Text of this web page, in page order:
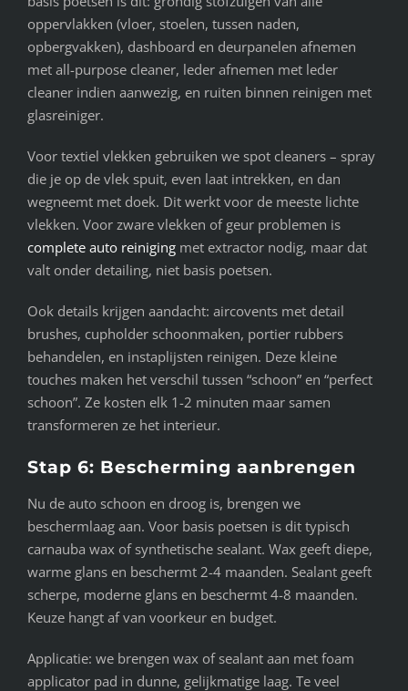
oppervlakken (vloer, stoelen, tussen naden,
opbergvakken), dashboard en deurpanelen afnemen
met all-purpose cleaner, leder afnemen met leder
cleaner indien aanwezig, en ruiten binnen reinigen met
glasreiniger.
Voor textiel vlekken gebruiken we spot cleaners – spray
die je op de vlek spuit, even laat intrekken, en dan
wegneemt met doek. Dit werkt voor de meeste lichte
vlekken. Voor zware vlekken of geur problemen is
complete auto reiniging met extractor nodig, maar dat
valt onder detailing, niet basis poetsen.
Ook details krijgen aandacht: aircovents met detail
brushes, cupholder schoonmaken, portier rubbers
behandelen, en instaplijsten reinigen. Deze kleine
touches maken het verschil tussen “schoon” en “perfect
schoon”. Ze kosten elk 1-2 minuten maar samen
transformeren ze het interieur.
Stap 6: Bescherming aanbrengen
Nu de auto schoon en droog is, brengen we
beschermlaag aan. Voor basis poetsen is dit typisch
carnauba wax of synthetische sealant. Wax geeft diepe,
warme glans en beschermt 2-4 maanden. Sealant geeft
scherpe, moderne glans en beschermt 4-8 maanden.
Keuze hangt af van voorkeur en budget.
Applicatie: we brengen wax of sealant aan met foam
applicator pad in dunne, gelijkmatige laag. Te veel